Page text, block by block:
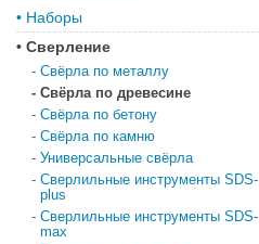
• Наборы
• Сверление
- Свёрла по металлу
- Свёрла по древесине
- Свёрла по бетону
- Свёрла по камню
- Универсальные свёрла
- Сверлильные инструменты SDS-
plus
- Сверлильные инструменты SDS-
max